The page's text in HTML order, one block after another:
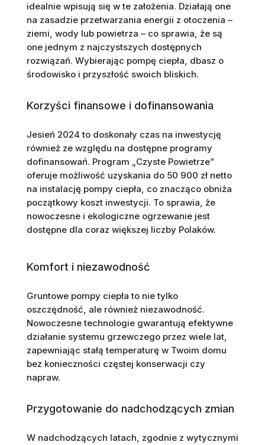
idealnie wpisują się w te założenia. Działają one
na zasadzie przetwarzania energii z otoczenia –
ziemi, wody lub powietrza – co sprawia, że są
one jednym z najczystszych dostępnych
rozwiązań. Wybierając pompę ciepła, dbasz o
środowisko i przyszłość swoich bliskich.
Korzyści finansowe i dofinansowania
Jesień 2024 to doskonały czas na inwestycję
również ze względu na dostępne programy
dofinansowań. Program „Czyste Powietrze”
oferuje możliwość uzyskania do 50 900 zł netto
na instalację pompy ciepła, co znacząco obniża
początkowy koszt inwestycji. To sprawia, że
nowoczesne i ekologiczne ogrzewanie jest
dostępne dla coraz większej liczby Polaków.
Komfort i niezawodność
Gruntowe pompy ciepła to nie tylko
oszczędność, ale również niezawodność.
Nowoczesne technologie gwarantują efektywne
działanie systemu grzewczego przez wiele lat,
zapewniając stałą temperaturę w Twoim domu
bez konieczności częstej konserwacji czy
napraw.
Przygotowanie do nadchodzących zmian
W nadchodzących latach, zgodnie z wytycznymi